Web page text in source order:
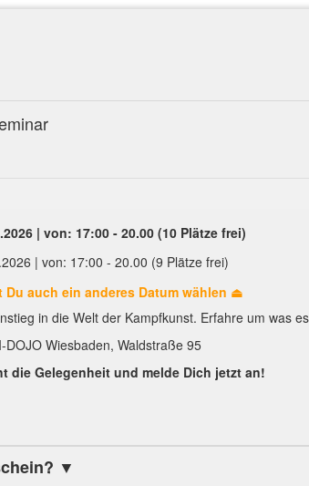
| von: 17:00 - 20.00 (10 Plätze frei)
| von: 17:00 - 20.00 (9 Plätze frei)
auch ein anderes Datum wählen ⏏︎
in die Welt der Kampfkunst. Erfahre um was
DOJO Wiesbaden, Waldstraße 95
die Gelegenheit und melde Dich jetzt an!
▼